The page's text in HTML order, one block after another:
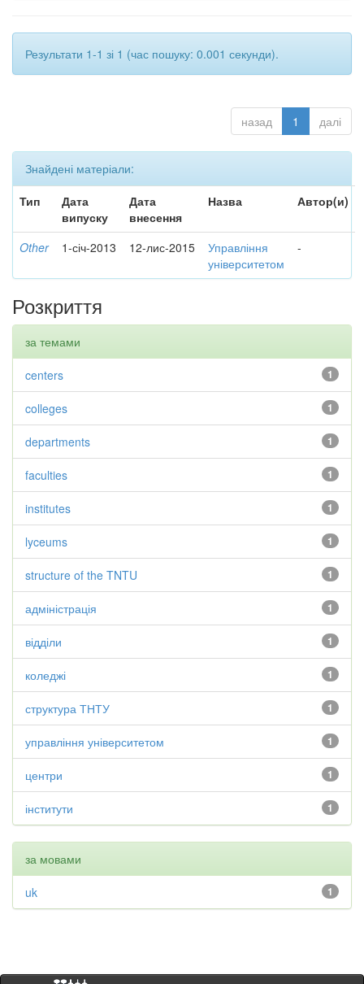
Результати 1-1 зі 1 (час пошуку: 0.001 секунди).
назад 1 далі
Знайдені матеріали:
Тип
Дата
випуску
Дата
внесення
Назва Автор(и)
Other 1-січ-2013 12-лис-2015
Управління
університетом
-
Розкриття
за темами
1
centers
1
colleges
1
departments
1
faculties
1
institutes
1
lyceums
1
structure of the TNTU
1
адміністрація
1
відділи
1
коледжі
1
структура ТНТУ
1
управління університетом
1
центри
1
інститути
за мовами
1
uk